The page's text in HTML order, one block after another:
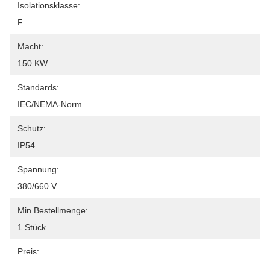
Isolationsklasse:
F
Macht:
150 KW
Standards:
IEC/NEMA-Norm
Schutz:
IP54
Spannung:
380/660 V
Min Bestellmenge:
1 Stück
Preis: